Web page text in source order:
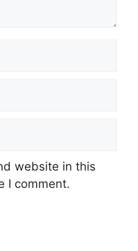
website in this
I comment.